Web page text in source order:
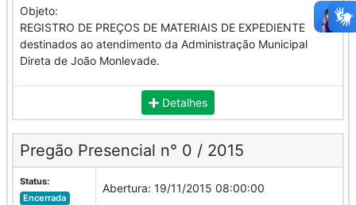
Objeto:
REGISTRO DE PREÇOS DE MATERIAIS DE EXPEDIENTE
destinados ao atendimento da Administração Municipal
Direta de João Monlevade.
Detalhes
Pregão Presencial n° 0 / 2015
Status:
Encerrada
Abertura: 19/11/2015 08:00:00